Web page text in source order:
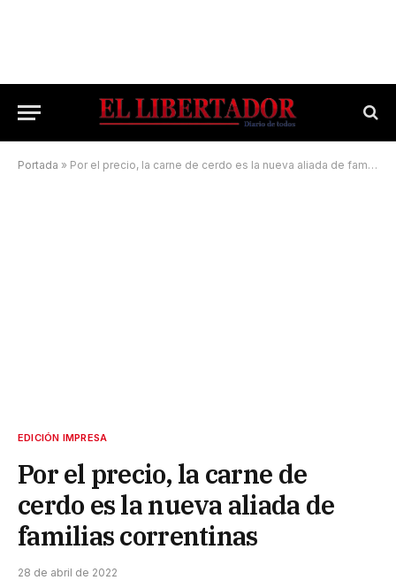
Portada » Por el precio, la carne de cerdo es la nueva aliada de familias correntinas
EDICIÓN IMPRESA
Por el precio, la carne de
cerdo es la nueva aliada de
familias correntinas
28 de abril de 2022